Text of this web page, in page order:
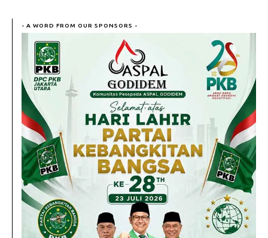
- A WORD FROM OUR SPONSORS -